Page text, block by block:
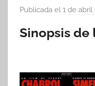
Publicada el 1 de abril
Sinopsis de